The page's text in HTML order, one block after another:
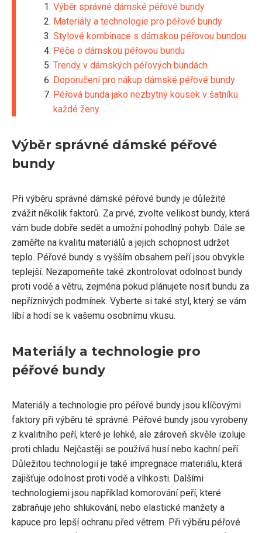
Výběr správné dámské péřové bundy
Materiály a technologie pro péřové bundy
Stylové kombinace s dámskou péřovou bundou
Péče o dámskou péřovou bundu
Trendy v dámských péřových bundách
Doporučení pro nákup dámské péřové bundy
Péřová bunda jako nezbytný kousek v šatníku
každé ženy
Výběr správné dámské péřové
bundy
Při výběru správné dámské péřové bundy je důležité
zvážit několik faktorů. Za prvé, zvolte velikost bundy, která
vám bude dobře sedět a umožní pohodlný pohyb. Dále se
zaměřte na kvalitu materiálů a jejich schopnost udržet
teplo. Péřové bundy s vyšším obsahem peří jsou obvykle
teplejší. Nezapomeňte také zkontrolovat odolnost bundy
proti vodě a větru, zejména pokud plánujete nosit bundu za
nepříznivých podmínek. Vyberte si také styl, který se vám
líbí a hodí se k vašemu osobnímu vkusu.
Materiály a technologie pro
péřové bundy
Materiály a technologie pro péřové bundy jsou klíčovými
faktory při výběru té správné. Péřové bundy jsou vyrobeny
z kvalitního peří, které je lehké, ale zároveň skvěle izoluje
proti chladu. Nejčastěji se používá husí nebo kachní peří.
Důležitou technologií je také impregnace materiálu, která
zajišťuje odolnost proti vodě a vlhkosti. Dalšími
technologiemi jsou například komorování peří, které
zabraňuje jeho shlukování, nebo elastické manžety a
kapuce pro lepší ochranu před větrem. Při výběru péřové